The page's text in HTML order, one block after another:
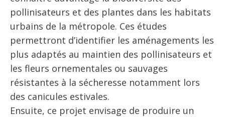
pollinisateurs et des plantes dans les habitats
urbains de la métropole. Ces études
permettront d’identifier les aménagements les
plus adaptés au maintien des pollinisateurs et
les fleurs ornementales ou sauvages
résistantes à la sécheresse notamment lors
des canicules estivales.
Ensuite, ce projet envisage de produire un